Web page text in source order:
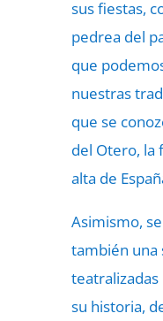
sus fiestas,
pedrea del
que
nuestras
que se
del Otero, la
alta de
Asimismo,
también una
su historia,